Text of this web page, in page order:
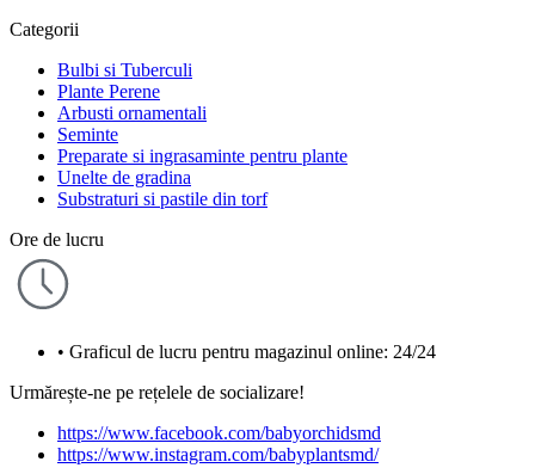
Categorii
Bulbi si Tuberculi
Plante Perene
Arbusti ornamentali
Seminte
Preparate si ingrasaminte pentru plante
Unelte de gradina
Substraturi si pastile din torf
Ore de lucru
• Graficul de lucru pentru magazinul online: 24/24
Urmărește-ne pe rețelele de socializare!
https://www.facebook.com/babyorchidsmd
https://www.instagram.com/babyplantsmd/